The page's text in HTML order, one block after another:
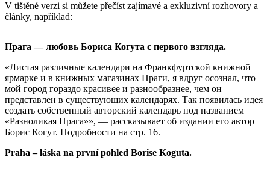
V tištěné verzi si můžete přečíst zajímavé a exkluzivní rozhovory a
články, například:
Прага — любовь Бориса Когута с первого взгляда.
«Листая различные календари на Франкфуртской книжной
ярмарке и в книжных магазинах Праги, я вдруг осознал, что
мой город гораздо красивее и разнообразнее, чем он
представлен в существующих календарях. Так появилась идея
создать собственный авторский календарь под названием
«Разноликая Прага»», — рассказывает об издании его автор
Борис Когут. Подробности на стр. 16.
Praha – láska na první pohled Borise Koguta.